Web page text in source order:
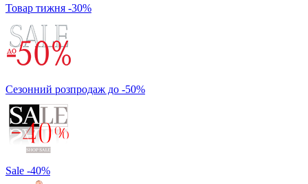
Товар тижня -30%
Сезонний розпродаж до -50%
Sale -40%